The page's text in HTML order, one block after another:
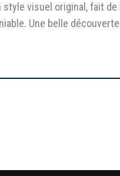
visuel original, fait
Une belle découverte